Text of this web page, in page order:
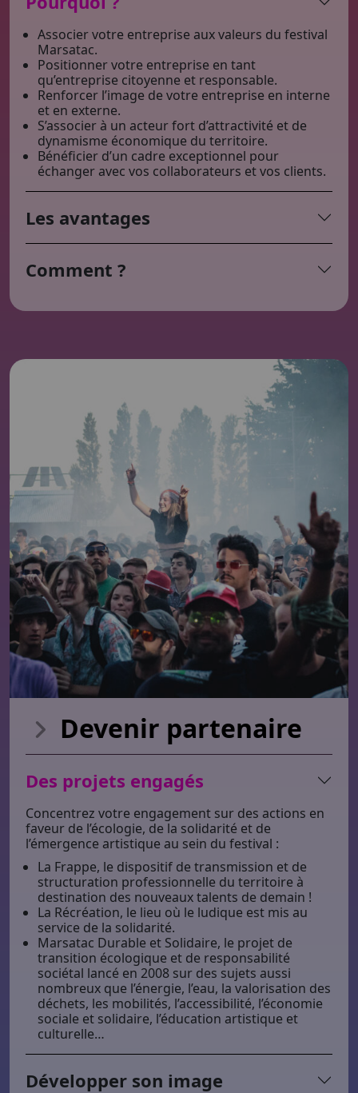
Associer votre entreprise aux valeurs du festival
Marsatac.
Positionner votre entreprise en tant
qu’entreprise citoyenne et responsable.
Renforcer l’image de votre entreprise en interne
et en externe.
S’associer à un acteur fort d’attractivité et de
dynamisme économique du territoire.
Bénéficier d’un cadre exceptionnel pour
échanger avec vos collaborateurs et vos clients.
Les avantages
Comment ?
Devenir partenaire
Des projets engagés
Concentrez votre engagement sur des actions en
faveur de l’écologie, de la solidarité et de
l’émergence artistique au sein du festival :
La Frappe, le dispositif de transmission et de
structuration professionnelle du territoire à
destination des nouveaux talents de demain !
La Récréation, le lieu où le ludique est mis au
service de la solidarité.
Marsatac Durable et Solidaire, le projet de
transition écologique et de responsabilité
sociétal lancé en 2008 sur des sujets aussi
nombreux que l’énergie, l’eau, la valorisation des
déchets, les mobilités, l’accessibilité, l’économie
sociale et solidaire, l’éducation artistique et
culturelle…
Développer son image